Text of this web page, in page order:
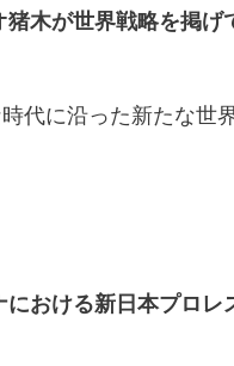
木が世界戦略を掲げ
代に沿った新たな世
における新日本プロ